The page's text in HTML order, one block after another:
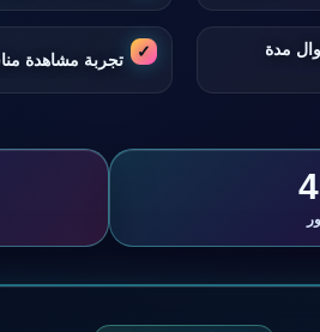
مدة
تجربة مشاهدة